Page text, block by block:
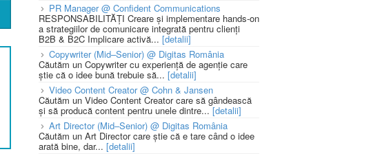
PR Manager @ Confident Communications
RESPONSABILITĂȚI Creare și implementare hands-on
a strategiilor de comunicare integrată pentru clienți
B2B & B2C Implicare activă... [detalii]
Copywriter (Mid–Senior) @ Digitas România
Căutăm un Copywriter cu experiență de agenție care
știe că o idee bună trebuie să... [detalii]
Video Content Creator @ Cohn & Jansen
Căutăm un Video Content Creator care să gândească
și să producă content pentru unele dintre...[detalii]
Art Director (Mid–Senior) @ Digitas România
Căutăm un Art Director care știe că e tare când o idee
arată bine, dar... [detalii]